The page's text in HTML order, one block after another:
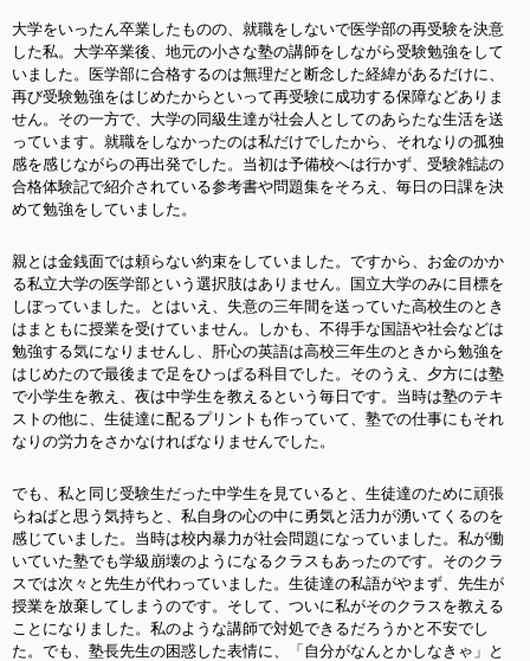
大学をいったん卒業したものの、就職をしないで医学部の再受験を決意
した私。大学卒業後、地元の小さな塾の講師をしながら受験勉強をして
いました。医学部に合格するのは無理だと断念した経緯があるだけに、
再び受験勉強をはじめたからといって再受験に成功する保障などありま
せん。その一方で、大学の同級生達が社会人としてのあらたな生活を送
っています。就職をしなかったのは私だけでしたから、それなりの孤独
感を感じながらの再出発でした。当初は予備校へは行かず、受験雑誌の
合格体験記で紹介されている参考書や問題集をそろえ、毎日の日課を決
めて勉強をしていました。
親とは金銭面では頼らない約束をしていました。ですから、お金のかか
る私立大学の医学部という選択肢はありません。国立大学のみに目標を
しぼっていました。とはいえ、失意の三年間を送っていた高校生のとき
はまともに授業を受けていません。しかも、不得手な国語や社会などは
勉強する気になりませんし、肝心の英語は高校三年生のときから勉強を
はじめたので最後まで足をひっぱる科目でした。そのうえ、夕方には塾
で小学生を教え、夜は中学生を教えるという毎日です。当時は塾のテキ
ストの他に、生徒達に配るプリントも作っていて、塾での仕事にもそれ
なりの労力をさかなければなりませんでした。
でも、私と同じ受験生だった中学生を見ていると、生徒達のために頑張
らねばと思う気持ちと、私自身の心の中に勇気と活力が湧いてくるのを
感じていました。当時は校内暴力が社会問題になっていました。私が働
いていた塾でも学級崩壊のようになるクラスもあったのです。そのクラ
スでは次々と先生が代わっていました。生徒達の私語がやまず、先生が
授業を放棄してしまうのです。そして、ついに私がそのクラスを教える
ことになりました。私のような講師で対処できるだろうかと不安でし
た。でも、塾長先生の困惑した表情に、「自分がなんとかしなきゃ」と